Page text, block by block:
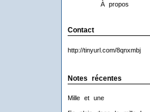
À propos
Contact
http://tinyurl.com/8qnxmbj
Notes récentes
Mille et une